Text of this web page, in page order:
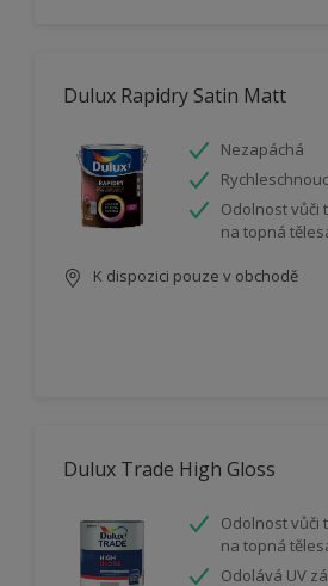
Dulux Rapidry Satin Matt
Nezapáchá
Odolnost vůči
na topná
K dispozici pouze v obchodě
Dulux Trade High Gloss
Odolnost vůči
na topná
Odolává UV